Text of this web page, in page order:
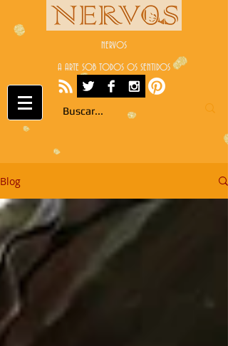
NERVOS
A ARTE SOB TODOS OS SENTIDOS
Blog